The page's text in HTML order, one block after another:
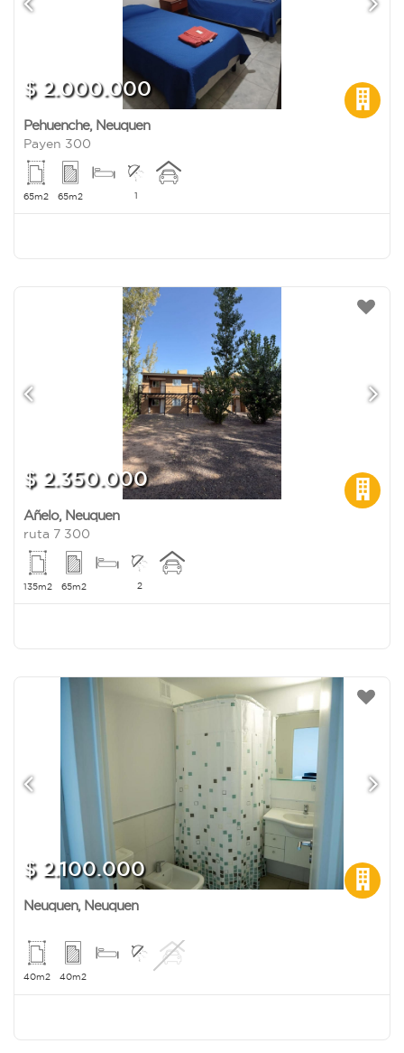
$ 2.000.000
Pehuenche, Neuquen
Payen 300
65m2 65m2 1
$ 2.350.000
Añelo, Neuquen
ruta 7 300
135m2 65m2 2
$ 2.100.000
Neuquen, Neuquen
40m2 40m2